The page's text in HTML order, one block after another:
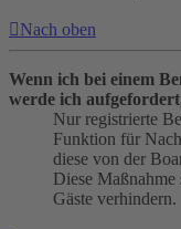
Nach oben
Wenn ich bei einem
werde ich
Nur registrierte
Funktion für
diese von der
Diese Maßnahme
Gäste verhindern.